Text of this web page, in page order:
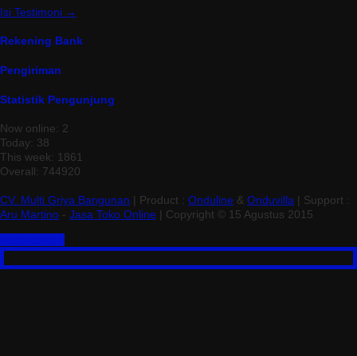
Isi Testimoni →
Rekening Bank
Pengiriman
Statistik Pengunjung
Now online: 2
Today: 38
This week: 1861
Overall: 744920
CV. Multi Griya Bangunan | Product : Onduline & Onduvilla | Support :
Aru Martino - Jasa Toko Online | Copyright © 15 Agustus 2015